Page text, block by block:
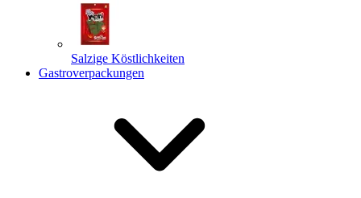
Salzige Köstlichkeiten
Gastroverpackungen